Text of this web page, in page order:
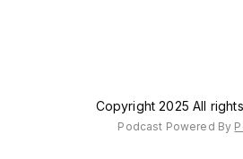
Copyright 2025 All
Podcast Powered By